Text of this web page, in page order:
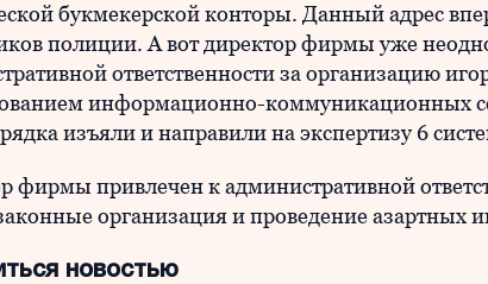
букмекерской конторы. Данный адрес
полиции. А вот директор фирмы уже
ответственности за организацию
информационно-коммуникационных
изъяли и направили на экспертизу 6
фирмы привлечен к административной
организация и проведение азартных
новостью